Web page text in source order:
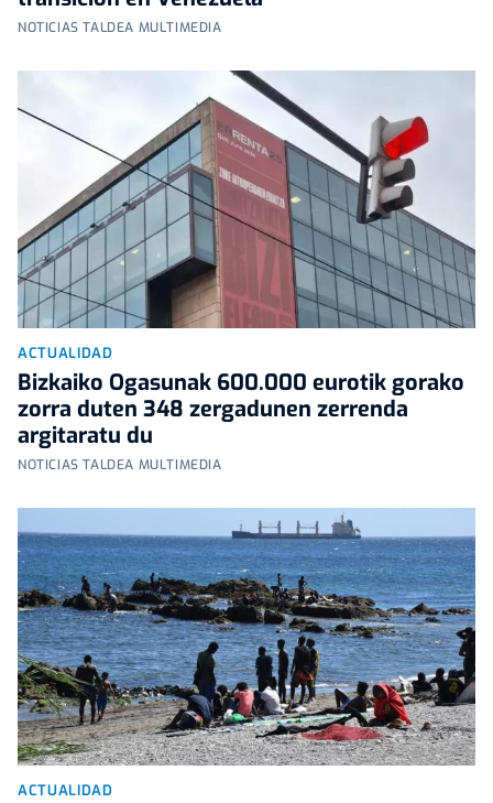
NOTICIAS TALDEA MULTIMEDIA
ACTUALIDAD
Bizkaiko Ogasunak 600.000 eurotik gorako
zorra duten 348 zergadunen zerrenda
argitaratu du
NOTICIAS TALDEA MULTIMEDIA
ACTUALIDAD